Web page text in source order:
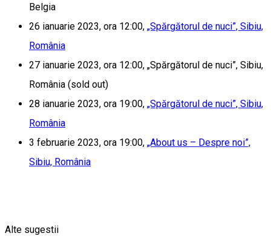
Belgia
26 ianuarie 2023, ora 12:00, „Spărgătorul de nuci”, Sibiu,
România
27 ianuarie 2023, ora 12:00, „Spărgătorul de nuci”, Sibiu,
România (sold out)
28 ianuarie 2023, ora 19:00, „Spărgătorul de nuci”, Sibiu,
România
3 februarie 2023, ora 19:00, „About us – Despre noi”,
Sibiu, România
Alte sugestii